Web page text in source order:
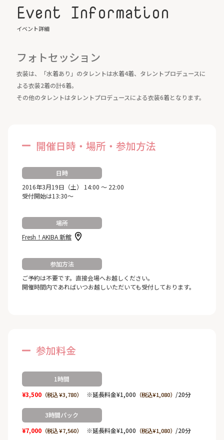
Event Information
イベント詳細
フォトセッション
衣装は、「水着あり」のタレントは水着4着、タレントプロデュースに
よる衣装2着の計6着。
その他のタレントはタレントプロデュースによる衣装6着となります。
開催日時・場所・参加方法
日時
2016年3月19日（土） 14:00 ～ 22:00
受付開始は13:30～
場所
Fresh！AKIBA 新館
参加方法
ご予約は不要です。直接会場へお越しください。
開催時間内であればいつお越しいただいても受付しております。
参加料金
1時間
¥3,500（税込 ¥3,780） ※延長料金¥1,000 （税込¥1,080） /20分
3時間パック
¥7,000（税込 ¥7,560） ※延長料金¥1,000 （税込¥1,080） /20分